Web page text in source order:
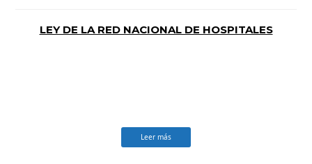
LEY DE LA RED NACIONAL DE HOSPITALES
Leer más